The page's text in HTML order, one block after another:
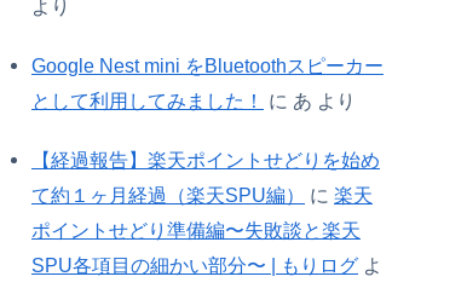
より
Google Nest mini をBluetoothスピーカー
として利用してみました！
に あ より
【経過報告】楽天ポイントせどりを始め
て約１ヶ月経過（楽天SPU編）
に 楽天
ポイントせどり準備編〜失敗談と楽天
SPU各項目の細かい部分〜 | もりログ よ